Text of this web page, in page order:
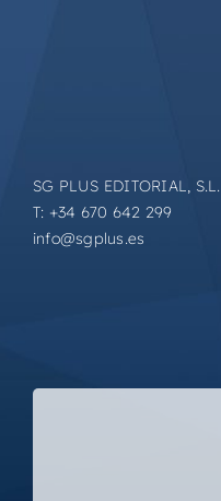
SG PLUS EDITORIAL, S.L.
T: +34 670 642 299
info@sgplus.es